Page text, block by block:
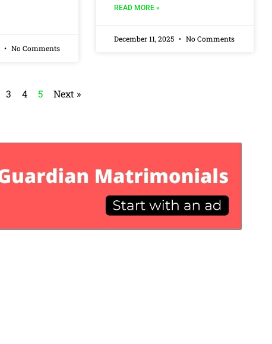
No Comments
READ MORE »
December 11, 2025 No Comments
3 4 5 Next »